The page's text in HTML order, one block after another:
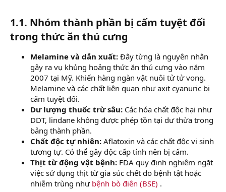
1.1. Nhóm thành phần bị cấm tuyệt đối
trong thức ăn thú cưng
Melamine và dẫn xuất: Đây từng là nguyên nhân
gây ra vụ khủng hoảng thức ăn thú cưng vào năm
2007 tại Mỹ. Khiến hàng ngàn vật nuôi tử tử vong.
Melamine và các chất liên quan như axit cyanuric bị
cấm tuyệt đối.
Dư lượng thuốc trừ sâu: Các hóa chất độc hại như
DDT, lindane không được phép tồn tại dư thừa trong
bảng thành phần.
Chất độc tự nhiên: Aflatoxin và các chất độc vi sinh
tương tự. Có thể gây độc cấp tính nên bị cấm.
Thịt từ động vật bệnh: FDA quy định nghiêm ngặt
việc sử dụng thịt từ gia súc chết do bệnh tật hoặc
nhiễm trùng nhưbệnh bò điên (BSE) .